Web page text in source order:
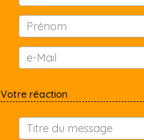
Votre réaction